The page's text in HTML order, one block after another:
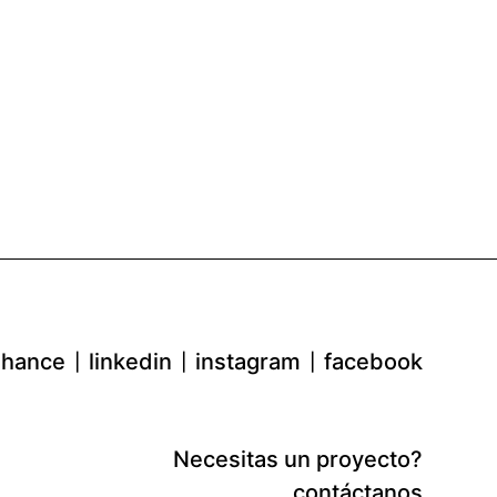
linkedin instagram facebook
Necesitas un proyecto?